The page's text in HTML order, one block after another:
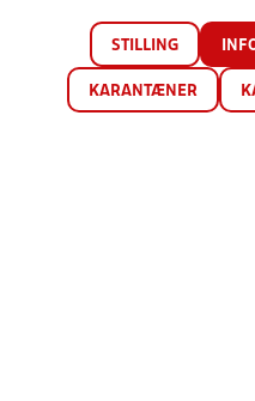
STILLING
KARANTÆNER